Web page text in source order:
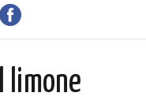
limone